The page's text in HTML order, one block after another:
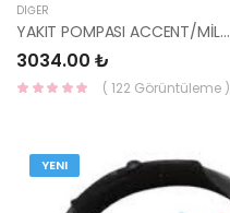
DIĞER
YAKIT POMPASI ACCENT/MİLENYUM/ADMİRA/GETZ/ERA/İ10/İ20/İ30/CEED/CERATO 2010- 3111
3034.00 ₺
( 122 Görüntüleme )
YENI